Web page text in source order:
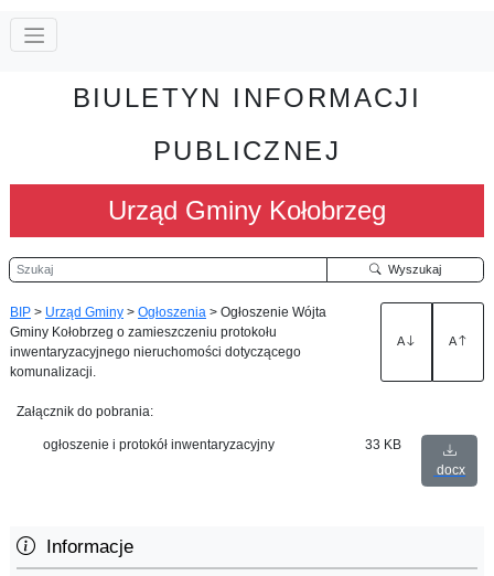
BIULETYN INFORMACJI
PUBLICZNEJ
Urząd Gminy Kołobrzeg
Szukaj Wyszukaj
BIP > Urząd Gminy > Ogłoszenia > Ogłoszenie Wójta
Gminy Kołobrzeg o zamieszczeniu protokołu
inwentaryzacyjnego nieruchomości dotyczącego
komunalizacji.
A A
Załącznik do pobrania:
ogłoszenie i protokół inwentaryzacyjny
33 KB
docx
Informacje